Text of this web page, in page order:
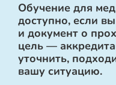
Обучение для
доступно, если
и документ о
цель —
уточнить,
вашу ситуацию.